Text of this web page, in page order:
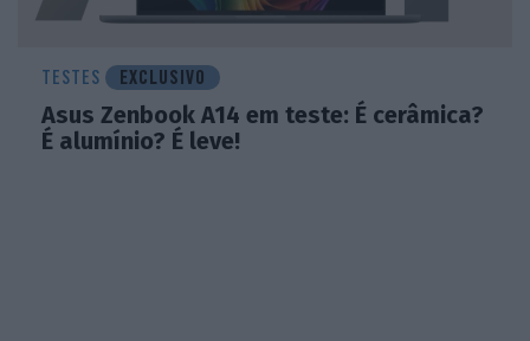
TESTES EXCLUSIVO
Asus Zenbook A14 em teste: É cerâmica?
É alumínio? É leve!